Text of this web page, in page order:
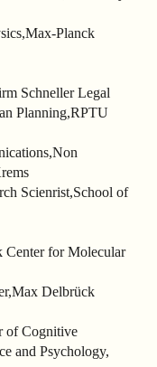
Planck
Schneller Legal
Planning,RPTU
Scienrist,School of
Center for Molecular
Delbrück
of Cognitive
and Psychology,